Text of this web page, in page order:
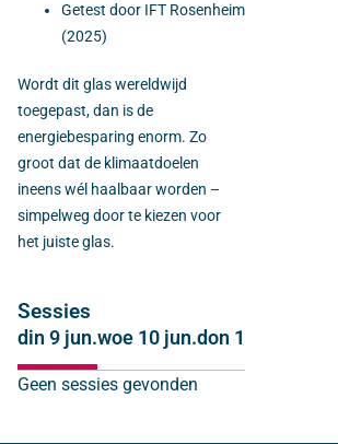
Getest door IFT Rosenheim
(2025)
Wordt dit glas wereldwijd
toegepast, dan is de
energiebesparing enorm. Zo
groot dat de klimaatdoelen
ineens wél haalbaar worden –
simpelweg door te kiezen voor
het juiste glas.
Sessies
din 9 jun.woe 10 jun.don 11 jun.
Geen sessies gevonden